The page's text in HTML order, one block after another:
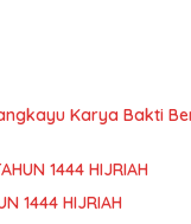
Karya Bakti
1444 HIJRIAH
1444 HIJRIAH